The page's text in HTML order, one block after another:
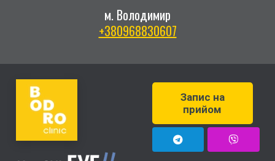
м. Володимир
+380968830607
Запис на
прийом